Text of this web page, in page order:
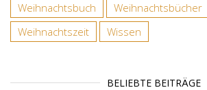
Weihnachtsbuch
Weihnachtsbücher
Weihnachtszeit
Wissen
BELIEBTE BEITRÄGE